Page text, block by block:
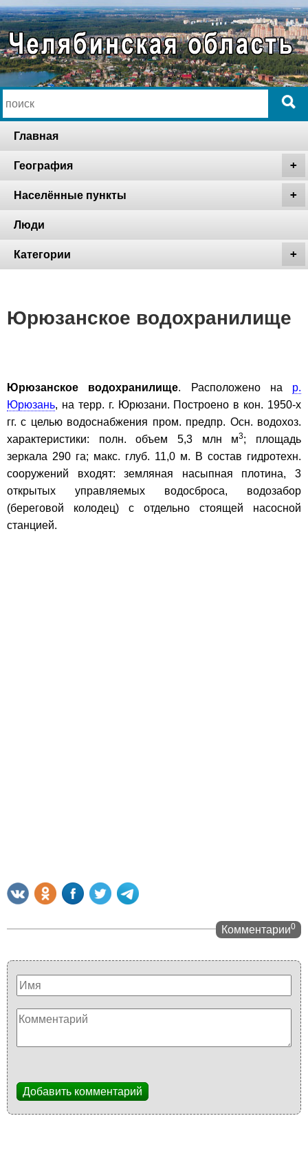
Главная
География
Населённые пункты
Люди
Категории
Юрюзанское водохранилище
Юрюзанское водохранилище. Расположено на р.
Юрюзань, на терр. г. Юрюзани. Построено в кон. 1950-х
гг. с целью водоснабжения пром. предпр. Осн. водохоз.
характеристики: полн. объем 5,3 млн м3; площадь
зеркала 290 га; макс. глуб. 11,0 м. В состав гидротехн.
сооружений входят: земляная насыпная плотина, 3
открытых управляемых водосброса, водозабор
(береговой колодец) с отдельно стоящей насосной
станцией.
Комментарии0
Добавить комментарий